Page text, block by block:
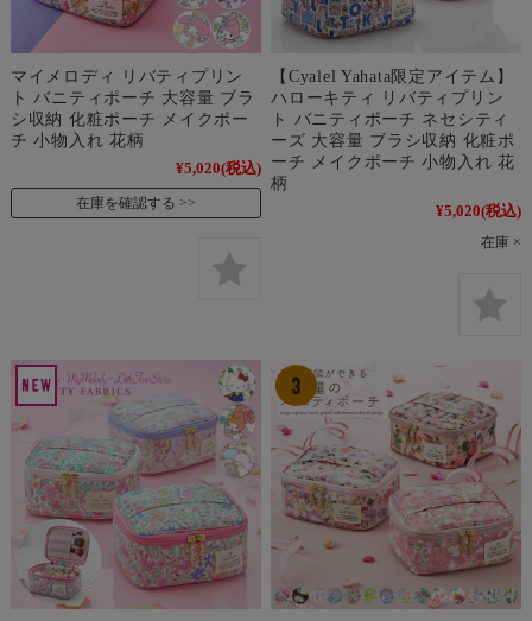
マイメロディ リバティプリン
ト バニティポーチ 大容量 ブラ
シ収納 化粧ポーチ メイクポー
チ 小物入れ 花柄
¥5,020(税込)
在庫を確認する
【Cyalel Yahata限定アイテム】
ハローキティ リバティプリン
ト バニティポーチ ネセシティ
ーズ 大容量 ブラシ収納 化粧ポ
ーチ メイクポーチ 小物入れ 花
柄
¥5,020(税込)
在庫 ×